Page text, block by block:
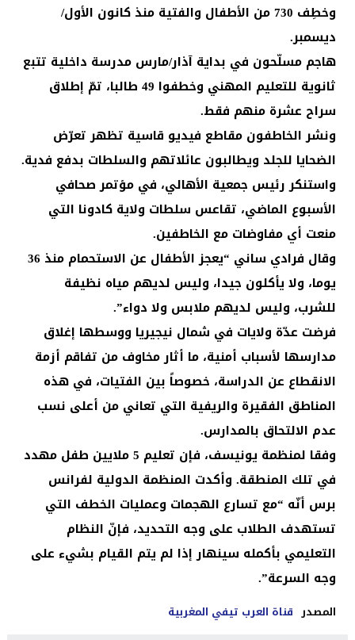
وخطِف 730 من الأطفال والفتية منذ كانون الأول/
ديسمبر.
هاجم مسلّحون في بداية آذار/مارس مدرسة داخلية تتبع
ثانوية للتعليم المهني وخطفوا 49 طالبا، تمّ إطلاق
سراح عشرة منهم فقط.
ونشر الخاطفون مقاطع فيديو قاسية تظهر تعرّض
الضحايا للجلد ويطالبون عائلاتهم والسلطات بدفع فدية.
واستنكر رئيس جمعية الأهالي، في مؤتمر صحافي
الأسبوع الماضي، تقاعس سلطات ولاية كادونا التي
منعت أي مفاوضات مع الخاطفين.
وقال فرادي ساني “يعجز الأطفال عن الاستحمام منذ 36
يوما، ولا يأكلون جيدا، وليس لديهم مياه نظيفة
للشرب، وليس لديهم ملابس ولا دواء”.
فرضت عدّة ولايات في شمال نيجيريا ووسطها إغلاق
مدارسها لأسباب أمنية، ما أثار مخاوف من تفاقم أزمة
الانقطاع عن الدراسة، خصوصاً بين الفتيات، في هذه
المناطق الفقيرة والريفية التي تعاني من أعلى نسب
عدم الالتحاق بالمدارس.
وفقا لمنظمة يونيسف، فإن تعليم 5 ملايين طفل مهدد
في تلك المنطقة. وأكدت المنظمة الدولية لفرانس
برس أنّه “مع تسارع الهجمات وعمليات الخطف التي
تستهدف الطلاب على وجه التحديد، فإنّ النظام
التعليمي بأكمله سينهار إذا لم يتم القيام بشيء على
وجه السرعة”.
المصدر قناة العرب تيفي المغربية